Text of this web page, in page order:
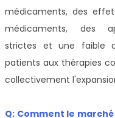
médicaments, des
médicaments, des
strictes et une faible
patients aux thérapies
collectivement
Q: Comment le